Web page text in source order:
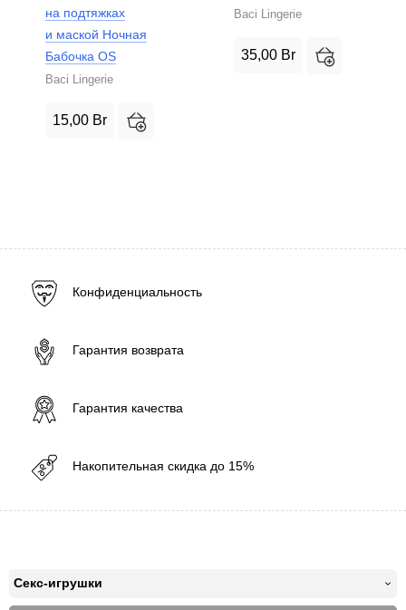
на подтяжках
и маской Ночная
Бабочка OS
Baci Lingerie
15,00 Br
Baci Lingerie
35,00 Br
Конфиденциальность
Гарантия возврата
Гарантия качества
Накопительная скидка до 15%
Секс-игрушки